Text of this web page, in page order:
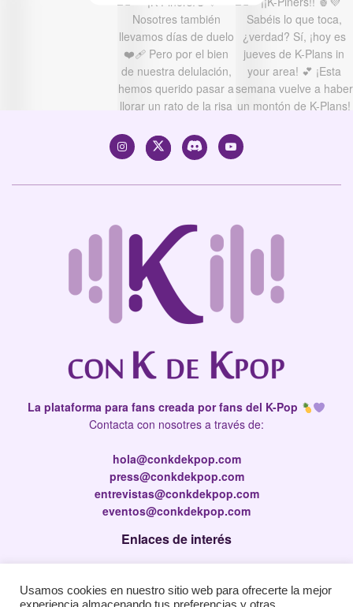
La plataforma para fans creada por fans del K-Pop
Contacta con nosotres a través de:
hola@conkdekpop.com
press@conkdekpop.com
entrevistas@conkdekpop.com
eventos@conkdekpop.com
Enlaces de interés
Política de privacidad
Usamos cookies en nuestro sitio web para ofrecerte la mejor